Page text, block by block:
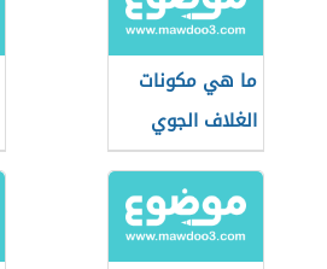
ما هي مكونات
الغلاف الجوي